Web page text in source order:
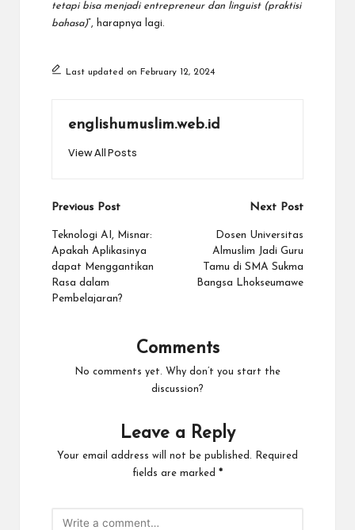
tetapi bisa menjadi entrepreneur dan linguist (praktisi
bahasa)“, harapnya lagi.
Last updated on February 12, 2024
englishumuslim.web.id
View All Posts
Previous Post
Teknologi AI, Misnar:
Apakah Aplikasinya
dapat Menggantikan
Rasa dalam
Pembelajaran?
Next Post
Dosen Universitas
Almuslim Jadi Guru
Tamu di SMA Sukma
Bangsa Lhokseumawe
Comments
No comments yet. Why don’t you start the
discussion?
Leave a Reply
Your email address will not be published.
Required
fields are marked *